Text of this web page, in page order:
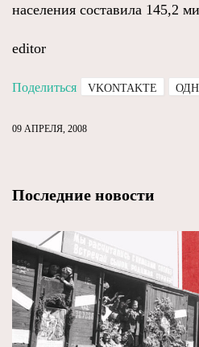
населения составила 145,2
editor
Поделиться VKONTAKTE
09 АПРЕЛЯ, 2008
Последние новости